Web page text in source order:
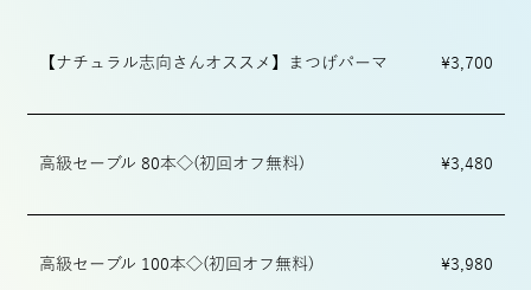
【ナチュラル志向さんオススメ】まつげパーマ ¥3,700
高級セーブル 80本◇(初回オフ無料) ¥3,480
高級セーブル 100本◇(初回オフ無料) ¥3,980